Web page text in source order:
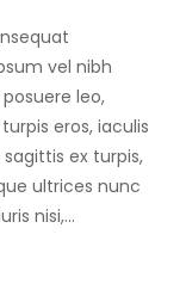
vel nibh
leo,
eros, iaculis
ex turpis,
ultrices nunc
nisi,…